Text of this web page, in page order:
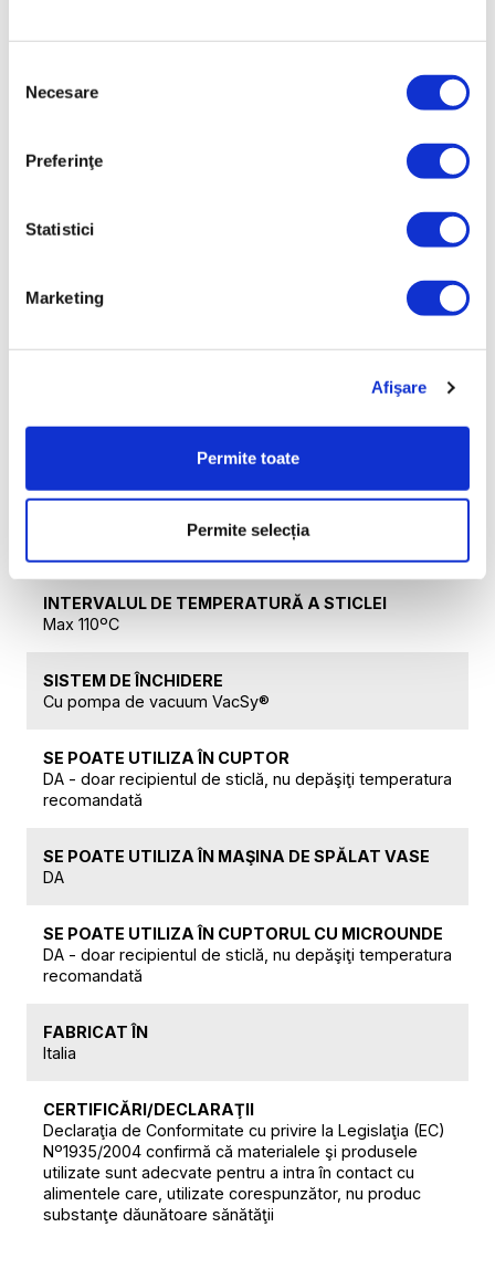
consimțământului
Necesare
Preferinţe
Statistici
Marketing
Afişare
Permite toate
Permite selecția
Pentru păstrarea preparatelor folosind vaccum
PRODUCĂTOR
Recipient de sticlă, capac cu sigiliu, grilă de izolare
CAPACITATE/MATERIAL
CULOAREA CAPACULUI
INTERVALUL DE TEMPERATURĂ PENTRU CAPACE
INTERVALUL DE TEMPERATURĂ A STICLEI
Max 110ºC
SISTEM DE ÎNCHIDERE
Cu pompa de vacuum VacSy®
SE POATE UTILIZA ÎN CUPTOR
DA - doar recipientul de sticlă, nu depăşiţi temperatura
recomandată
SE POATE UTILIZA ÎN MAŞINA DE SPĂLAT VASE
DA
SE POATE UTILIZA ÎN CUPTORUL CU MICROUNDE
DA - doar recipientul de sticlă, nu depăşiţi temperatura
recomandată
FABRICAT ÎN
Italia
CERTIFICĂRI/DECLARAŢII
Declaraţia de Conformitate cu privire la Legislaţia (EC)
Nº1935/2004 confirmă că materialele şi produsele
utilizate sunt adecvate pentru a intra în contact cu
alimentele care, utilizate corespunzător, nu produc
substanţe dăunătoare sănătăţii